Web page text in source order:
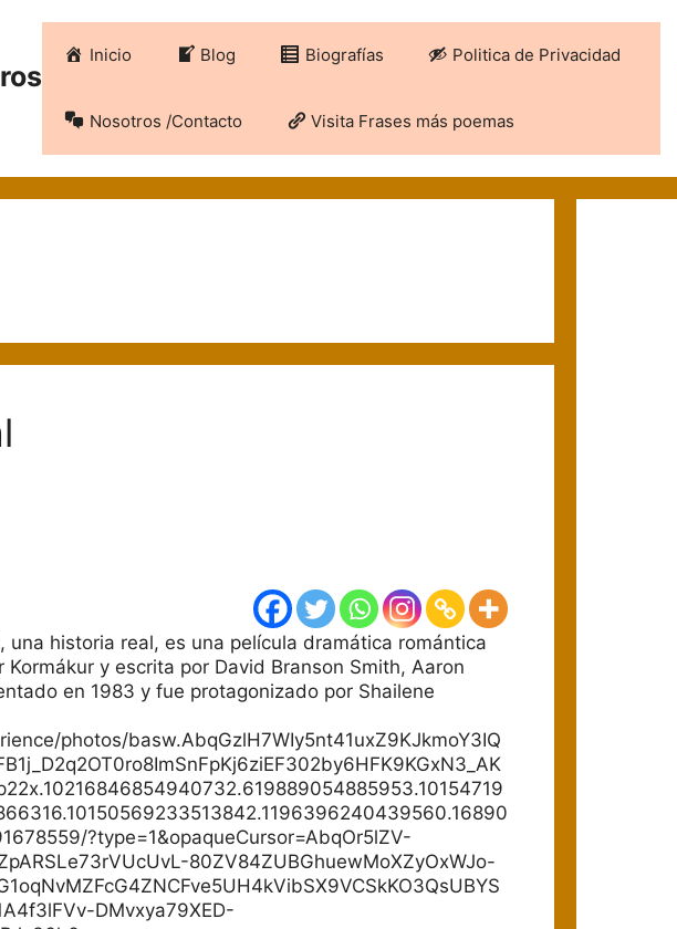
Inicio Blog Biografías Politica de Privacidad
Nosotros /Contacto Visita Frases más poemas
historia real, es una película dramática romántica
y escrita por David Branson Smith, Aaron
en 1983 y fue protagonizado por Shailene
photos/basw.AbqGzlH7WIy5nt41uxZ9KJkmoY3IQ
?type=1&opaqueCursor=AbqOr5lZV-
80ZV84ZUBGhuewMoXZyOxWJo-
DMvxya79XED-